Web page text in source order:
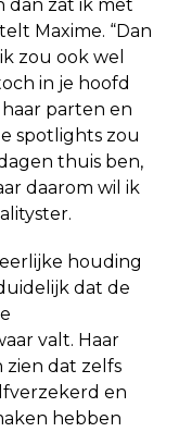
dan zat ik met
Maxime. “Dan
zou ook wel
in je hoofd
parten en
spotlights zou
thuis ben,
daarom wil ik
houding
dat de
valt. Haar
dat zelfs
en
hebben